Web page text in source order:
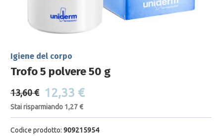
Igiene del corpo
Trofo 5 polvere 50 g
13,60 € 12,33 €
Stai risparmiando 1,27 €
Codice prodotto: 909215954